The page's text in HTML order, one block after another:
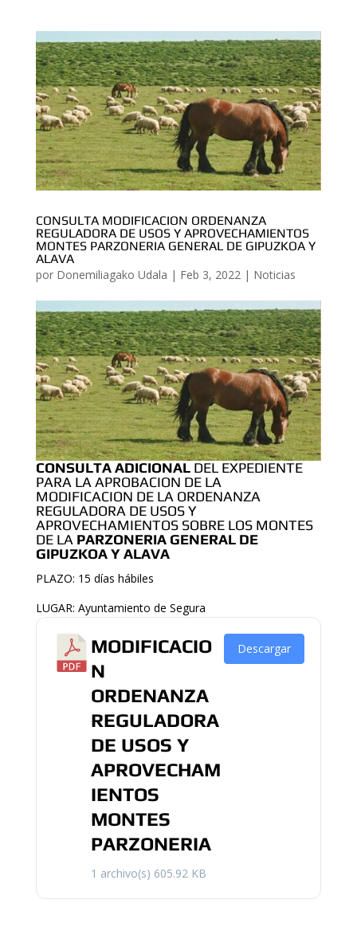
CONSULTA MODIFICACION ORDENANZA
REGULADORA DE USOS Y APROVECHAMIENTOS
MONTES PARZONERIA GENERAL DE GIPUZKOA Y
ALAVA
por Donemiliagako Udala | Feb 3, 2022| Noticias
CONSULTA ADICIONALDEL EXPEDIENTE
PARA LA APROBACION DE LA
MODIFICACION DE LA ORDENANZA
REGULADORA DE USOS Y
APROVECHAMIENTOS SOBRE LOS MONTES
DE LA PARZONERIA GENERAL DE
GIPUZKOA Y ALAVA
PLAZO: 15 días hábiles
LUGAR: Ayuntamiento de Segura
MODIFICACIO
N
ORDENANZA
REGULADORA
DE USOS Y
APROVECHAM
IENTOS
MONTES
PARZONERIA
1 archivo(s) 605.92 KB
Descargar